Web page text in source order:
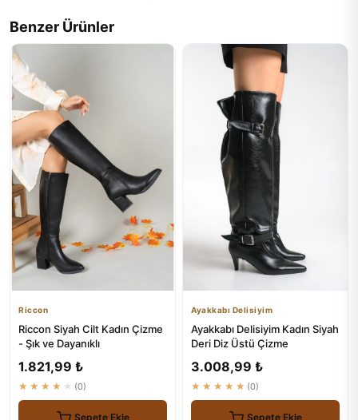
Benzer Ürünler
Riccon
Riccon Siyah Cilt Kadın Çizme
- Şık ve Dayanıklı
1.821,99 ₺
★★★★★ (0)
Sepete Ekle
Ayakkabı Delisiyim
Ayakkabı Delisiyim Kadın Siyah
Deri Diz Üstü Çizme
3.008,99 ₺
★★★★★ (0)
Sepete Ekle